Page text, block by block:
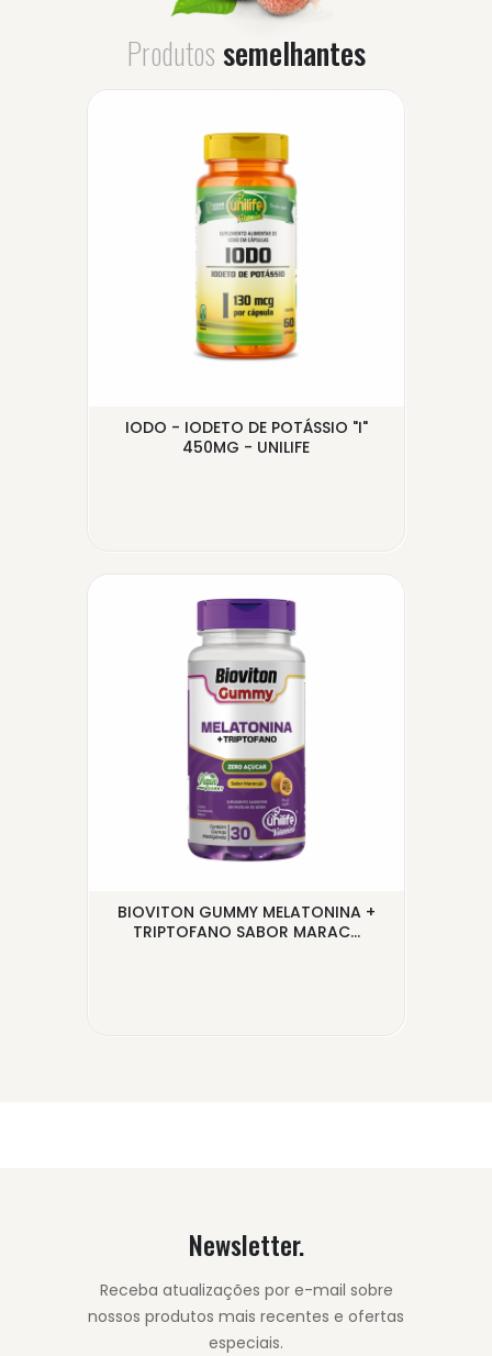
Produtos semelhantes
IODO - IODETO DE POTÁSSIO "I"
450MG - UNILIFE
BIOVITON GUMMY MELATONINA +
TRIPTOFANO SABOR MARAC...
Newsletter.
Receba atualizações por e-mail sobre
nossos produtos mais recentes e ofertas
especiais.